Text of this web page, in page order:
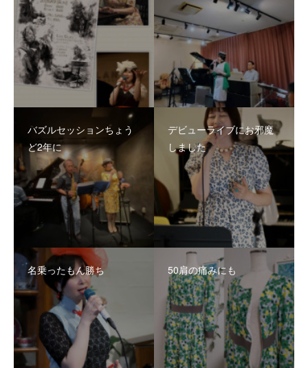
バズルセッションちょう
ど2年に
デビューライブにお邪魔
しました
名乗ったもん勝ち 50肩の痛みにも